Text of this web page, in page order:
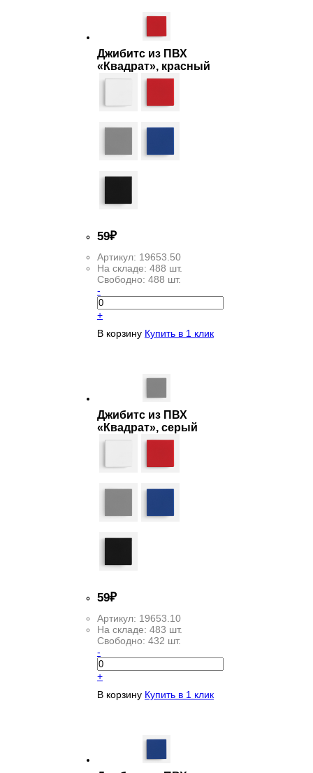
Джибитс из ПВХ
«Квадрат», красный
59₽
Артикул: 19653.50
На складе: 488 шт.
Свободно: 488 шт.
-
+
В корзину Купить в 1 клик
Джибитс из ПВХ
«Квадрат», серый
59₽
Артикул: 19653.10
На складе: 483 шт.
Свободно: 432 шт.
-
+
В корзину Купить в 1 клик